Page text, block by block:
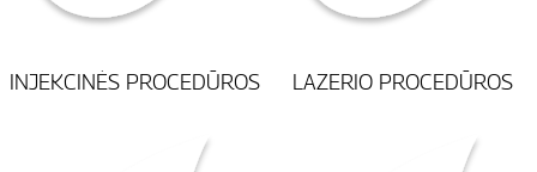
INJEKCINĖS PROCEDŪROS LAZERIO PROCEDŪROS